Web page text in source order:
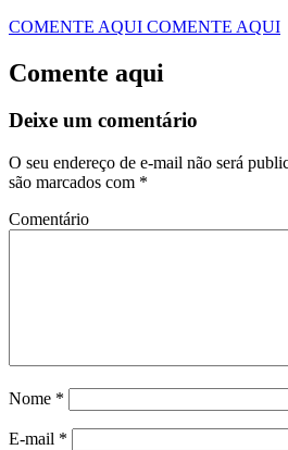
COMENTE AQUI COMENTE AQUI
Comente aqui
Deixe um comentário
O seu endereço de e-mail não será
são marcados com *
Comentário
Nome *
E-mail *